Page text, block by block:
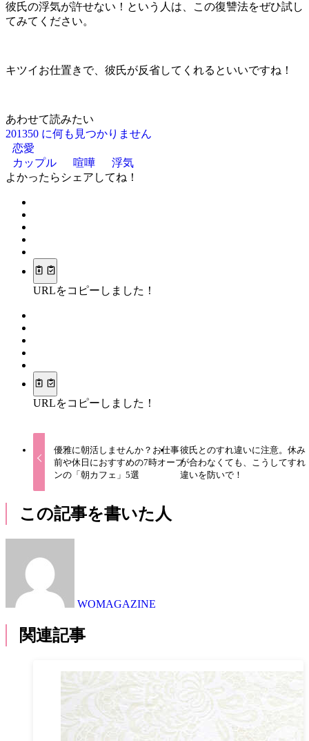
彼氏の浮気が許せない！という人は、この復讐法をぜひ試し
てみてください。
キツイお仕置きで、彼氏が反省してくれるといいですね！
あわせて読みたい
201350 に何も見つかりません
恋愛
カップル
喧嘩
浮気
よかったらシェアしてね！
URLをコピーしました！
URLをコピーしました！
優雅に朝活しませんか？お仕事
前や休日におすすめの7時オープ
ンの「朝カフェ」5選
彼氏とのすれ違いに注意。休み
が合わなくても、こうしてすれ
違いを防いで！
この記事を書いた人
WOMAGAZINE
関連記事